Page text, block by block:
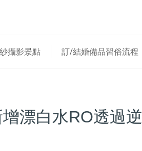
攝影景點 訂/結婚備品習俗流程
漂白水RO透過逆